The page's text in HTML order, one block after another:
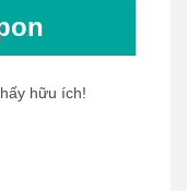
hữu ích!